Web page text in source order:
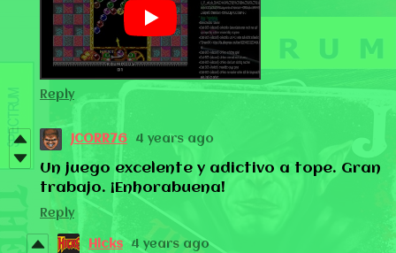
Reply
JCORR76 4 years ago
Un juego excelente y adictivo a tope. Gran
trabajo. ¡Enhorabuena!
Reply
Hicks 4 years ago